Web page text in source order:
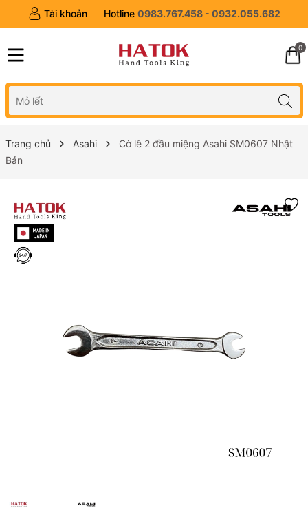
Tài khoản Hotline 0983.767.458 - 0932.055.682
0
Trang chủ Asahi
Cờ lê 2 đầu miệng Asahi SM0607 Nhật
Bản